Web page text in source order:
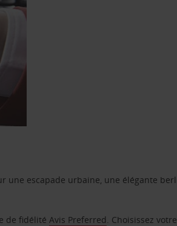
une escapade urbaine, une élégante
de fidélitéAvis Preferred. Choisissez